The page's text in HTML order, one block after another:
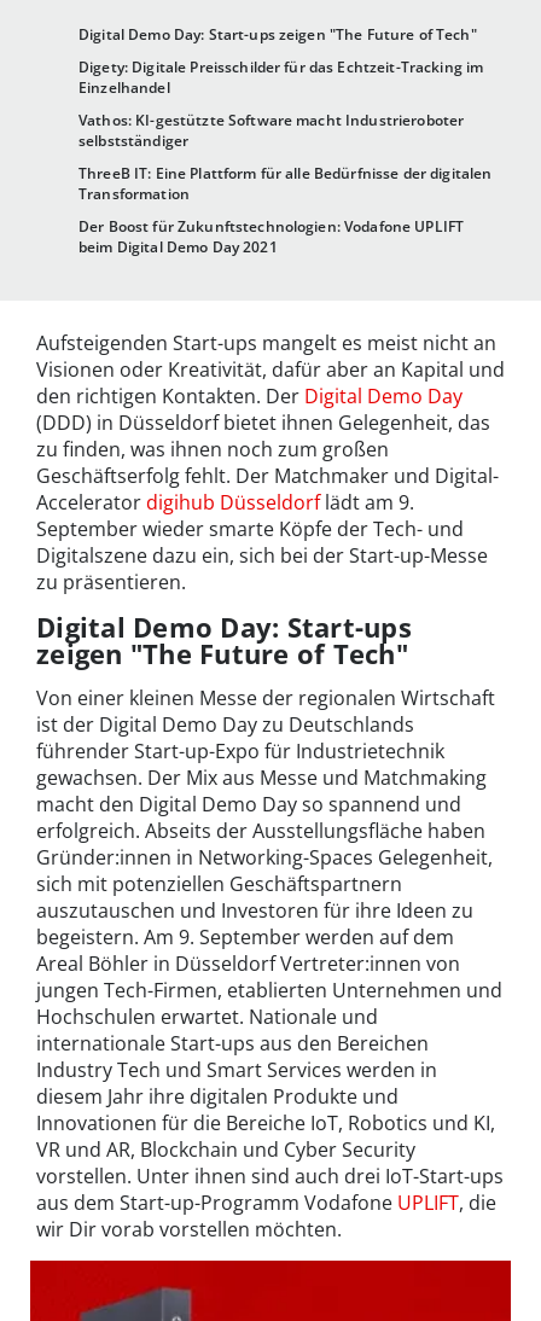
Digital Demo Day: Start-ups zeigen "The Future of Tech"
Digety: Digitale Preisschilder für das Echtzeit-Tracking im
Einzelhandel
Vathos: KI-gestützte Software macht Industrieroboter
selbstständiger
ThreeB IT: Eine Plattform für alle Bedürfnisse der digitalen
Transformation
Der Boost für Zukunftstechnologien: Vodafone UPLIFT
beim Digital Demo Day 2021
Aufsteigenden Start-ups mangelt es meist nicht an
Visionen oder Kreativität, dafür aber an Kapital und
den richtigen Kontakten. Der Digital Demo Day
(DDD) in Düsseldorf bietet ihnen Gelegenheit, das
zu finden, was ihnen noch zum großen
Geschäftserfolg fehlt. Der Matchmaker und Digital-
Acceleratordigihub Düsseldorflädt am 9.
September wieder smarte Köpfe der Tech- und
Digitalszene dazu ein, sich bei der Start-up-Messe
zu präsentieren.
Digital Demo Day: Start-ups
zeigen "The Future of Tech"
Von einer kleinen Messe der regionalen Wirtschaft
ist der Digital Demo Day zu Deutschlands
führender Start-up-Expo für Industrietechnik
gewachsen. Der Mix aus Messe und Matchmaking
macht den Digital Demo Day so spannend und
erfolgreich. Abseits der Ausstellungsfläche haben
Gründer:innen in Networking-Spaces Gelegenheit,
sich mit potenziellen Geschäftspartnern
auszutauschen und Investoren für ihre Ideen zu
begeistern. Am 9. September werden auf dem
Areal Böhler in Düsseldorf Vertreter:innen von
jungen Tech-Firmen, etablierten Unternehmen und
Hochschulen erwartet. Nationale und
internationale Start-ups aus den Bereichen
Industry Tech und Smart Services werden in
diesem Jahr ihre digitalen Produkte und
Innovationen für die Bereiche IoT, Robotics und KI,
VR und AR, Blockchain und Cyber Security
vorstellen. Unter ihnen sind auch drei IoT-Start-ups
aus dem Start-up-Programm Vodafone UPLIFT, die
wir Dir vorab vorstellen möchten.